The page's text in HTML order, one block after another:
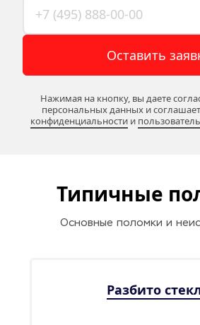
Оставить
Нажимая на кнопку, вы даете
персональных данных и
конфиденциальности и
Типичные
Основные поломки и
Разбито